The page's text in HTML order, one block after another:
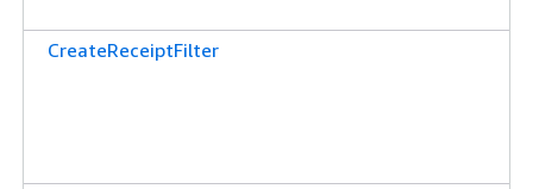
CreateReceiptFilter